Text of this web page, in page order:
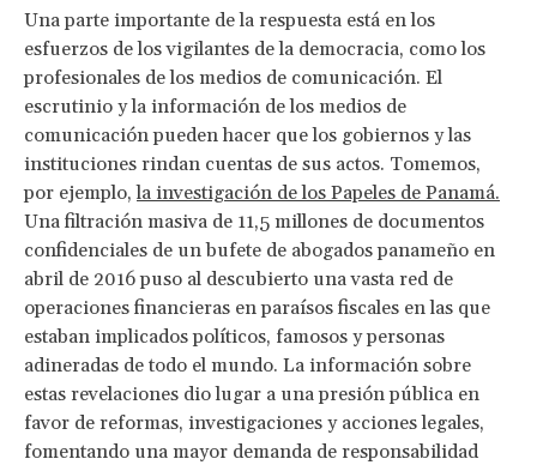
Una parte importante de la respuesta está en los
esfuerzos de los vigilantes de la democracia, como los
profesionales de los medios de comunicación. El
escrutinio y la información de los medios de
comunicación pueden hacer que los gobiernos y las
instituciones rindan cuentas de sus actos. Tomemos,
por ejemplo,la investigación de los Papeles de Panamá.
Una filtración masiva de 11,5 millones de documentos
confidenciales de un bufete de abogados panameño en
abril de 2016 puso al descubierto una vasta red de
operaciones financieras en paraísos fiscales en las que
estaban implicados políticos, famosos y personas
adineradas de todo el mundo. La información sobre
estas revelaciones dio lugar a una presión pública en
favor de reformas, investigaciones y acciones legales,
fomentando una mayor demanda de responsabilidad